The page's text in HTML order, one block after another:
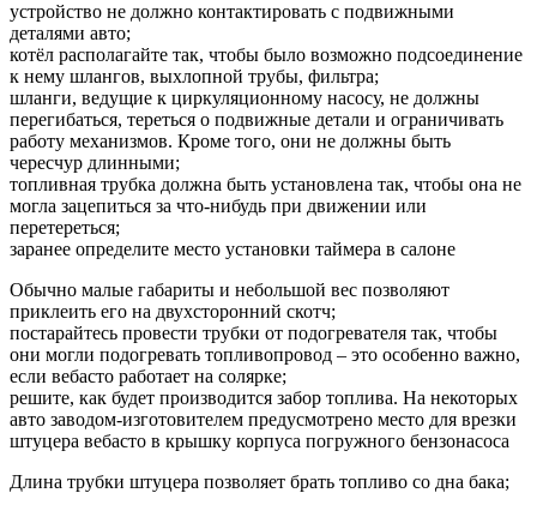
устройство не должно контактировать с подвижными
деталями авто;
котёл располагайте так, чтобы было возможно подсоединение
к нему шлангов, выхлопной трубы, фильтра;
шланги, ведущие к циркуляционному насосу, не должны
перегибаться, тереться о подвижные детали и ограничивать
работу механизмов. Кроме того, они не должны быть
чересчур длинными;
топливная трубка должна быть установлена так, чтобы она не
могла зацепиться за что-нибудь при движении или
перетереться;
заранее определите место установки таймера в салоне
Обычно малые габариты и небольшой вес позволяют
приклеить его на двухсторонний скотч;
постарайтесь провести трубки от подогревателя так, чтобы
они могли подогревать топливопровод – это особенно важно,
если вебасто работает на солярке;
решите, как будет производится забор топлива. На некоторых
авто заводом-изготовителем предусмотрено место для врезки
штуцера вебасто в крышку корпуса погружного бензонасоса
Длина трубки штуцера позволяет брать топливо со дна бака;